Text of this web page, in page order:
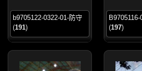
b9705122-0322-01-防守
(191)
(197)